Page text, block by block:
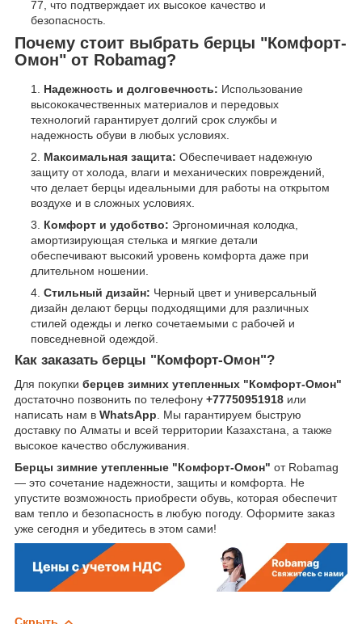
77, что подтверждает их высокое качество и
безопасность.
Почему стоит выбрать берцы "Комфорт-
Омон" от Robamag?
Надежность и долговечность: Использование
высококачественных материалов и передовых
технологий гарантирует долгий срок службы и
надежность обуви в любых условиях.
Максимальная защита: Обеспечивает надежную
защиту от холода, влаги и механических повреждений,
что делает берцы идеальными для работы на открытом
воздухе и в сложных условиях.
Комфорт и удобство: Эргономичная колодка,
амортизирующая стелька и мягкие детали
обеспечивают высокий уровень комфорта даже при
длительном ношении.
Стильный дизайн: Черный цвет и универсальный
дизайн делают берцы подходящими для различных
стилей одежды и легко сочетаемыми с рабочей и
повседневной одеждой.
Как заказать берцы "Комфорт-Омон"?
Для покупки берцев зимних утепленных "Комфорт-Омон"
достаточно позвонить по телефону +77750951918 или
написать нам в WhatsApp. Мы гарантируем быструю
доставку по Алматы и всей территории Казахстана, а также
высокое качество обслуживания.
Берцы зимние утепленные "Комфорт-Омон" от Robamag
— это сочетание надежности, защиты и комфорта. Не
упустите возможность приобрести обувь, которая обеспечит
вам тепло и безопасность в любую погоду. Оформите заказ
уже сегодня и убедитесь в этом сами!